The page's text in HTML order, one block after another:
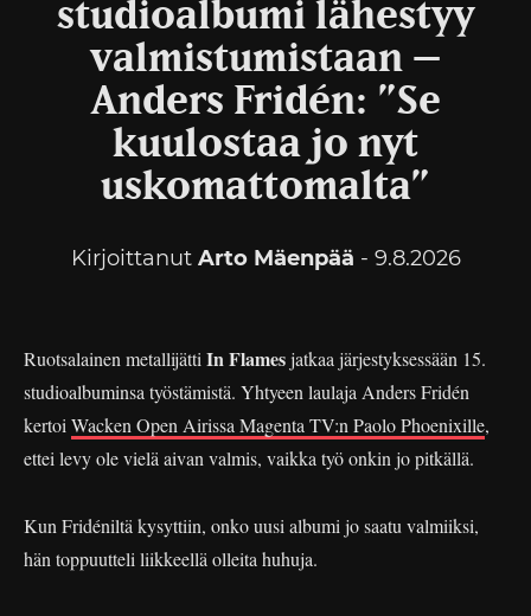
studioalbumi lähestyy
valmistumistaan –
Anders Fridén: ”Se
kuulostaa jo nyt
uskomattomalta”
Kirjoittanut Arto Mäenpää - 9.8.2026
Ruotsalainen metallijätti In Flamesjatkaa järjestyksessään 15.
studioalbuminsa työstämistä. Yhtyeen laulaja Anders Fridén
kertoi Wacken Open Airissa Magenta TV:n Paolo Phoenixille,
ettei levy ole vielä aivan valmis, vaikka työ onkin jo pitkällä.
Kun Fridéniltä kysyttiin, onko uusi albumi jo saatu valmiiksi,
hän toppuutteli liikkeellä olleita huhuja.